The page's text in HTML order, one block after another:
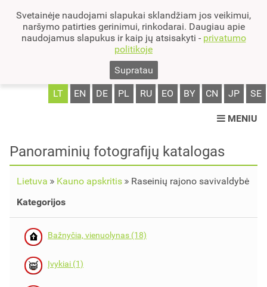
Svetainėje naudojami slapukai sklandžiam jos veikimui,
naršymo patirties gerinimui, rinkodarai. Daugiau apie
naudojamus slapukus ir kaip jų atsisakyti - privatumo
politikoje
Supratau
LT EN DE PL RU EO BY CN JP SE
MENIU
Panoraminių fotografijų katalogas
Lietuva Kauno apskritis
Raseinių rajono savivaldybė
Kategorijos
Bažnyčia, vienuolynas (18)
Įvykiai (1)